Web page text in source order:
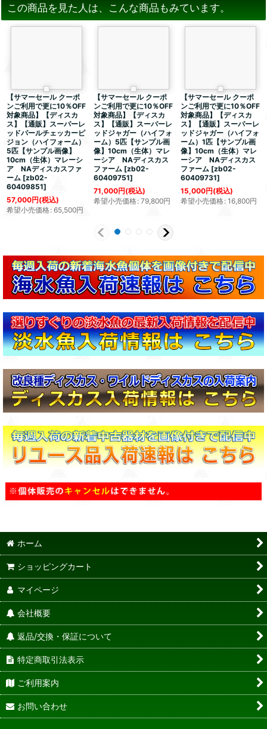
この商品を見た人は、こんな商品もみています。
【サマーセール クーポ
ンご利用で更に10％OFF
対象商品】【ディスカ
ス】【通販】スーパーレ
ッドパールチェッカーピ
ジョン（ハイフォーム）
5匹【サンプル画像】
10cm（生体）マレーシ
ア NAディスカスファ
ーム [zb02-
60409851]
57,000円(税込)
希望小売価格: 65,500円
【サマーセール クーポ
ンご利用で更に10％OFF
対象商品】【ディスカ
ス】【通販】スーパーレ
ッドジャガー（ハイフォ
ーム）5匹【サンプル画
像】10cm（生体）マレ
ーシア NAディスカス
ファーム [zb02-
60409751]
71,000円(税込)
希望小売価格: 79,800円
【サマーセール クーポ
ンご利用で更に10％OFF
対象商品】【ディスカ
ス】【通販】スーパーレ
ッドジャガー（ハイフォ
ーム）1匹【サンプル画
像】10cm（生体）マレ
ーシア NAディスカス
ファーム [zb02-
60409731]
15,000円(税込)
希望小売価格: 16,800円
ホーム
ショッピングカート
マイページ
会社概要
返品/交換・保証について
特定商取引法表示
ご利用案内
お問い合わせ